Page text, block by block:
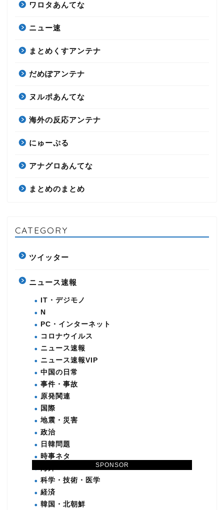
SPONSOR
ワロタあんてな
ニュー速
まとめくすアンテナ
だめぽアンテナ
ヌルポあんてな
海外の反応アンテナ
にゅーぷる
アナグロあんてな
まとめのまとめ
CATEGORY
ツイッター
ニュース速報
IT・デジモノ
N
PC・インターネット
コロナウイルス
ニュース速報
ニュース速報VIP
中国の日常
事件・事故
原発関連
国際
地震・災害
政治
日韓問題
時事ネタ
海外
科学・技術・医学
経済
韓国・北朝鮮